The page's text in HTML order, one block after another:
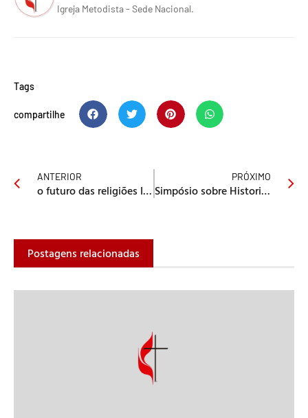
Igreja Metodista - Sede Nacional.
Tags
compartilhe
ANTERIOR
o futuro das religiões II Omir Wesley
PRÓXIMO
Simpósio sobre Historia do Cristianismo na FATEO
Postagens relacionadas